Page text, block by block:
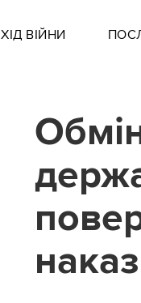
ХІД ВІЙНИ